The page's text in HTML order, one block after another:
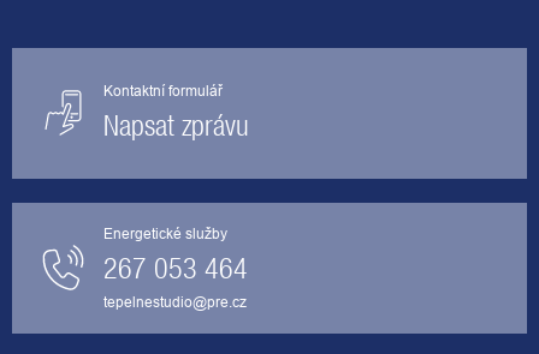
Kontaktní formulář
Napsat zprávu
Energetické služby
267 053 464
tepelnestudio@pre.cz